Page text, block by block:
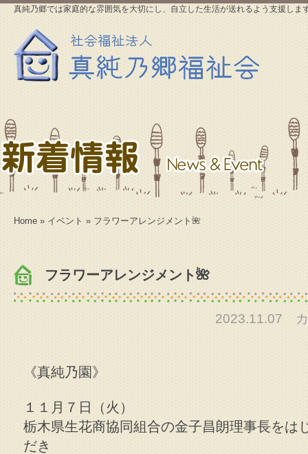
真純乃郷では家庭的な雰囲気を大切にし、自立した生活が送れるよう支援しま
Home » イベント » フラワーアレンジメント🌺
フラワーアレンジメント🌺
2023.11.07 カ
《真純乃園》
１１月７日（火）
栃木県生花商協同組合の金子昌朗理事長をは
だき